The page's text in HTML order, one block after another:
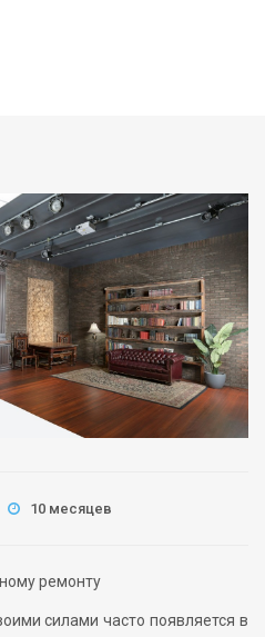
10 месяцев
ремонту
силами часто появляется в